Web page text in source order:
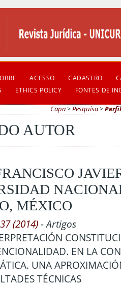
ACESSO CADASTRO
ETHICS POLICY FONTES DE
Capa>Pesquisa>
AUTOR
MÉXICO
(2014)- Artigos
EN LA
UNA
TÉCNICAS